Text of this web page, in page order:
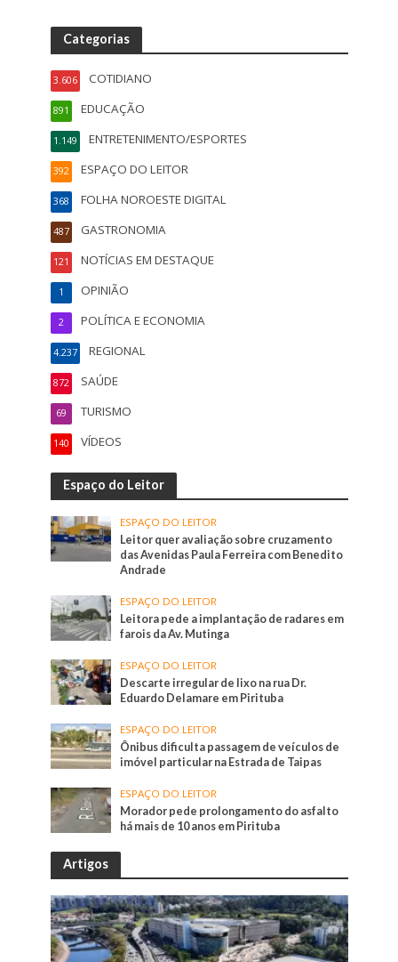
Categorias
COTIDIANO
3.606
EDUCAÇÃO
891
ENTRETENIMENTO/ESPORTES
1.149
ESPAÇO DO LEITOR
392
FOLHA NOROESTE DIGITAL
368
GASTRONOMIA
487
NOTÍCIAS EM DESTAQUE
121
OPINIÃO
1
POLÍTICA E ECONOMIA
2
REGIONAL
4.237
SAÚDE
872
TURISMO
69
VÍDEOS
140
Espaço do Leitor
ESPAÇO DO LEITOR
Leitor quer avaliação sobre cruzamento
das Avenidas Paula Ferreira com Benedito
Andrade
ESPAÇO DO LEITOR
Leitora pede a implantação de radares em
farois da Av. Mutinga
ESPAÇO DO LEITOR
Descarte irregular de lixo na rua Dr.
Eduardo Delamare em Pirituba
ESPAÇO DO LEITOR
Ônibus dificulta passagem de veículos de
imóvel particular na Estrada de Taipas
ESPAÇO DO LEITOR
Morador pede prolongamento do asfalto
há mais de 10 anos em Pirituba
Artigos